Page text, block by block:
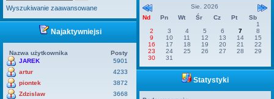
Wyszukiwanie zaawansowane
Najaktywniejsi
Nazwa użytkownika
Posty
JAREK
5901
artur
4233
piontek
3872
Zdzislaw
3668
Sie. 2026
Nd
Pn Wt Śr Cz Pt
Sb
1
2
3 4 5 6 7
8
9
10 11 12 13 14
15
16
17 18 19 20 21
22
23
24 25 26 27 28
29
30
31
Statystyki